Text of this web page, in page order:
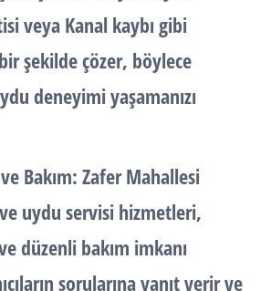
veya Kanal kaybı gibi
şekilde çözer, böylece
deneyimi yaşamanızı
Bakım: Zafer Mahallesi
uydu servisi hizmetleri,
düzenli bakım imkanı
sorularına yanıt verir ve